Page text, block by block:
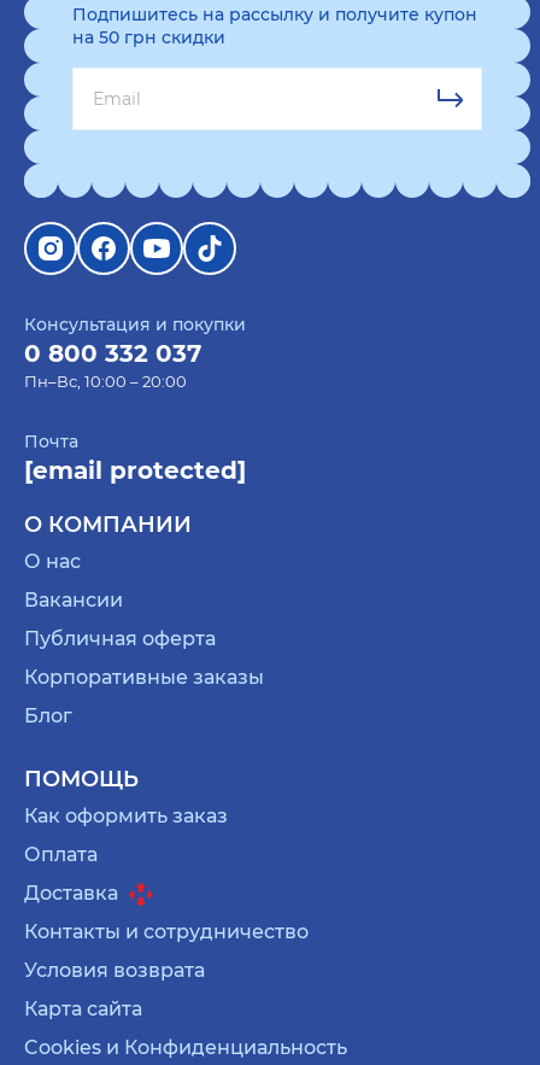
Консультация и покупки
0 800 332 037
Пн–Вс, 10:00 – 20:00
Почта
[email protected]
О КОМПАНИИ
О нас
Вакансии
Публичная оферта
Корпоративные заказы
Блог
ПОМОЩЬ
Как оформить заказ
Оплата
Доставка
Контакты и сотрудничество
Условия возврата
Карта сайта
Cookies и Конфиденциальность
Подпишитесь на рассылку и получите купон
на 50 грн скидки